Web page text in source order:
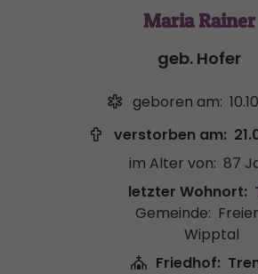
Maria Rainer
geb. Hofer
geboren am:
verstorben am:
im Alter von: 87
letzter Wohnort:
Gemeinde:
Wipptal
Friedhof: